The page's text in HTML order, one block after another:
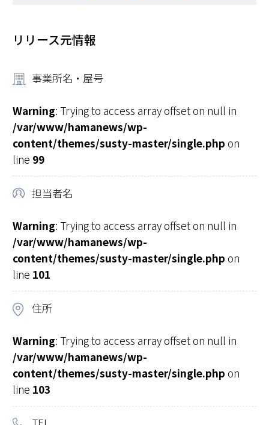
リリース元情報
事業所名・屋号
Warning: Trying to access array offset on null in
/var/www/hamanews/wp-
content/themes/susty-master/single.php on
line 99
担当者名
Warning: Trying to access array offset on null in
/var/www/hamanews/wp-
content/themes/susty-master/single.php on
line 101
住所
Warning: Trying to access array offset on null in
/var/www/hamanews/wp-
content/themes/susty-master/single.php on
line 103